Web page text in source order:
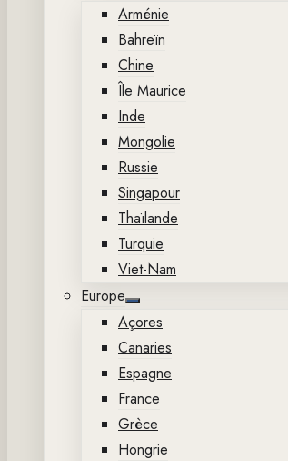
sub
menu
Arménie
Bahreïn
Chine
Île Maurice
Inde
Mongolie
Russie
Singapour
Thaïlande
Turquie
Viet-Nam
Europe
Show
sub
menu
Açores
Canaries
Espagne
France
Grèce
Hongrie